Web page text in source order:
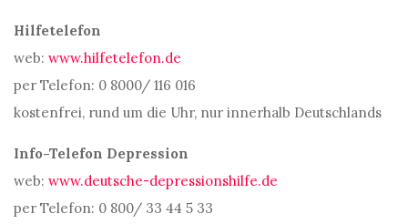
Hilfetelefon
web: www.hilfetelefon.de
per Telefon: 0 8000/ 116 016
kostenfrei, rund um die Uhr, nur innerhalb Deutschlands
Info-Telefon Depression
web: www.deutsche-depressionshilfe.de
per Telefon: 0 800/ 33 44 5 33